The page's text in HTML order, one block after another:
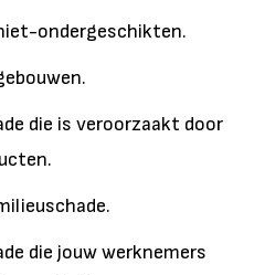
ondergeschikten.
die is veroorzaakt door
die jouw werknemers